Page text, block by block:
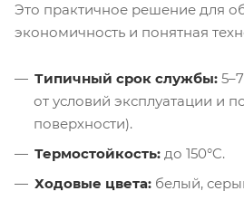
Это практичное решение для
экономичность и понятная
Типичный срок службы:
от условий эксплуатации и
поверхности).
Термостойкость: до 150°C.
Ходовые цвета: белый,